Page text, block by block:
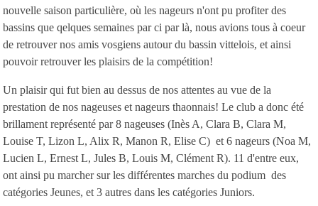
nouvelle saison particulière, où les nageurs n'ont pu profiter des
bassins que qelques semaines par ci par là, nous avions tous à coeur
de retrouver nos amis vosgiens autour du bassin vittelois, et ainsi
pouvoir retrouver les plaisirs de la compétition!
Un plaisir qui fut bien au dessus de nos attentes au vue de la
prestation de nos nageuses et nageurs thaonnais! Le club a donc été
brillament représenté par 8 nageuses (Inès A, Clara B, Clara M,
Louise T, Lizon L, Alix R, Manon R, Elise C) et 6 nageurs (Noa M,
Lucien L, Ernest L, Jules B, Louis M, Clément R). 11 d'entre eux,
ont ainsi pu marcher sur les différentes marches du podium des
catégories Jeunes, et 3 autres dans les catégories Juniors.